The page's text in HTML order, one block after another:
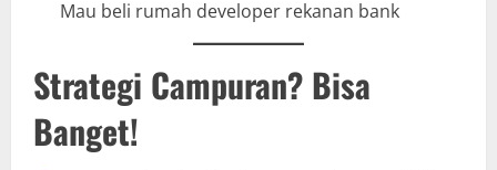
Mau beli rumah developer rekanan bank
Strategi Campuran? Bisa
Banget!